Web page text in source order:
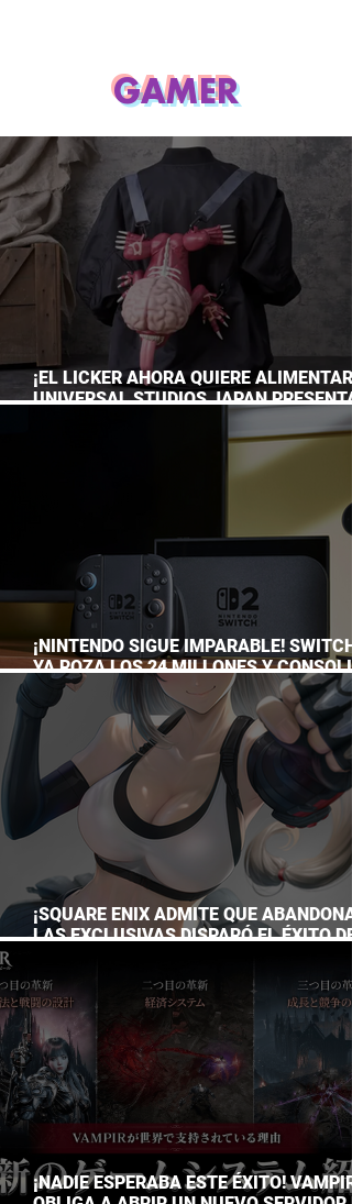
GAMER
¡EL LICKER AHORA QUIERE
UNIVERSAL STUDIOS JAPAN PRESENTA
SU TERRORÍFICA COLECCIÓN DE
¡NINTENDO SIGUE IMPARABLE! SWITCH
YA ROZA LOS 24 MILLONES Y
EL DOMINIO DE LA GRAN N
¡SQUARE ENIX ADMITE QUE
LAS EXCLUSIVAS DISPARÓ EL ÉXITO DE
¡NADIE ESPERABA ESTE ÉXITO! VAMPIR